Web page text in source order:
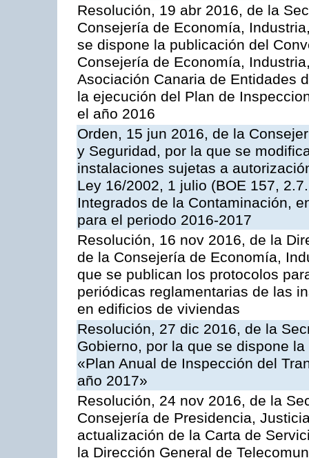
Resolución, 19 abr 2016, de la
Consejería de Economía,
se dispone la publicación del
Consejería de Economía,
Asociación Canaria de Entidades
la ejecución del Plan de
el año 2016
Orden, 15 jun 2016, de la
y Seguridad, por la que se
instalaciones sujetas a
Ley 16/2002, 1 julio (BOE 157,
Integrados de la Contaminación,
para el periodo 2016-2017
Resolución, 16 nov 2016, de la
de la Consejería de Economía,
que se publican los protocolos
periódicas reglamentarias de las
en edificios de viviendas
Resolución, 27 dic 2016, de la
Gobierno, por la que se dispone
«Plan Anual de Inspección del
año 2017»
Resolución, 24 nov 2016, de la
Consejería de Presidencia,
actualización de la Carta de
la Dirección General de